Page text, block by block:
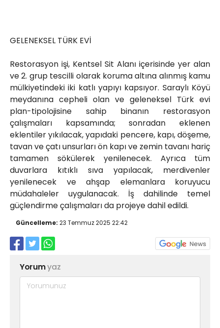
GELENEKSEL TÜRK EVİ
Restorasyon işi, Kentsel Sit Alanı içerisinde yer alan
ve 2. grup tescilli olarak koruma altına alınmış kamu
mülkiyetindeki iki katlı yapıyı kapsıyor. Saraylı Köyü
meydanına cepheli olan ve geleneksel Türk evi
plan-tipolojisine sahip binanın restorasyon
çalışmaları kapsamında; sonradan eklenen
eklentiler yıkılacak, yapıdaki pencere, kapı, döşeme,
tavan ve çatı unsurları ön kapı ve zemin tavanı hariç
tamamen sökülerek yenilenecek. Ayrıca tüm
duvarlara kıtıklı sıva yapılacak, merdivenler
yenilenecek ve ahşap elemanlara koruyucu
müdahaleler uygulanacak. İş dahilinde temel
güçlendirme çalışmaları da projeye dahil edildi.
Güncelleme: 23 Temmuz 2025 22:42
Yorumyaz